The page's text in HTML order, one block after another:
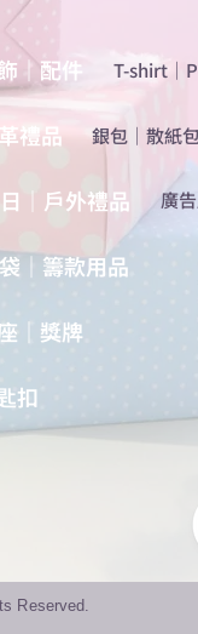
｜配件 T-shirt ｜
禮品 ​銀包 ｜ 散紙
｜戶外禮品 廣
｜籌款用品
｜獎牌
扣
Reserved.